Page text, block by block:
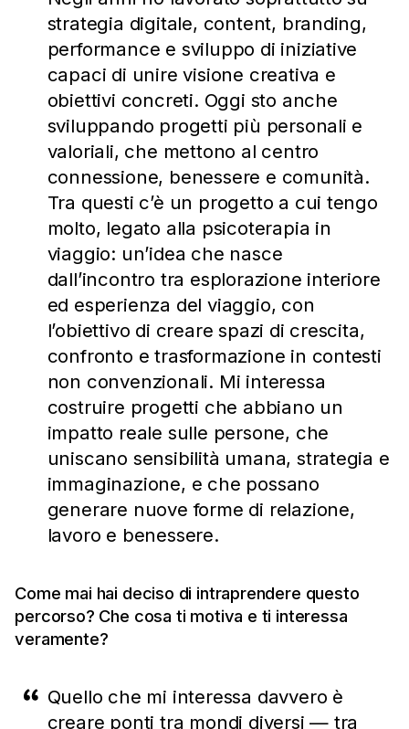
strategia digitale, content, branding,
performance e sviluppo di iniziative
capaci di unire visione creativa e
obiettivi concreti. Oggi sto anche
sviluppando progetti più personali e
valoriali, che mettono al centro
connessione, benessere e comunità.
Tra questi c’è un progetto a cui tengo
molto, legato alla psicoterapia in
viaggio: un’idea che nasce
dall’incontro tra esplorazione interiore
ed esperienza del viaggio, con
l’obiettivo di creare spazi di crescita,
confronto e trasformazione in contesti
non convenzionali. Mi interessa
costruire progetti che abbiano un
impatto reale sulle persone, che
uniscano sensibilità umana, strategia e
immaginazione, e che possano
generare nuove forme di relazione,
lavoro e benessere.
Come mai hai deciso di intraprendere questo
percorso? Che cosa ti motiva e ti interessa
veramente?
Quello che mi interessa davvero è
creare ponti tra mondi diversi — tra